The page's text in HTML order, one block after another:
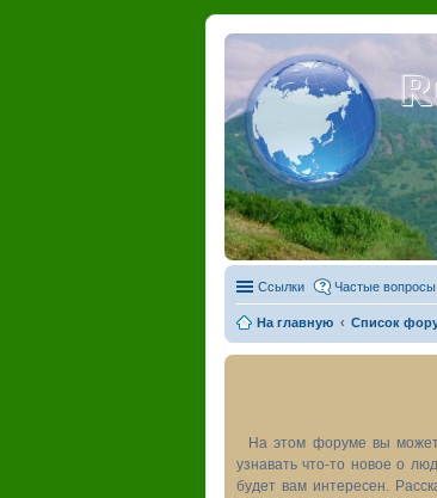
Ссылки Частые вопросы
На главную Список
На этом форуме вы
узнавать что-то новое о
будет вам интересен.